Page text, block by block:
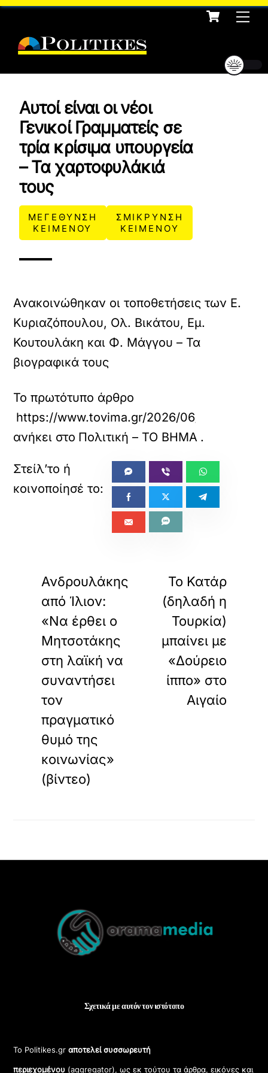
Skip
content
Cart
Αυτοί είναι οι νέοι
Γενικοί Γραμματείς σε
τρία κρίσιμα υπουργεία
– Τα χαρτοφυλάκιά
τους
ΜΕΓΕΘΥΝΣΗ
ΚΕΙΜΕΝΟΥ
ΣΜΙΚΡΥΝΣΗ
ΚΕΙΜΕΝΟΥ
Ανακοινώθηκαν οι τοποθετήσεις των Ε.
Κυριαζόπουλου, Ολ. Βικάτου, Εμ.
Κουτουλάκη και Φ. Μάγγου – Τα
βιογραφικά τους
Το πρωτότυπο άρθρο
https://www.tovima.gr/2026/06/15/
ανήκει στο Πολιτική – ΤΟ ΒΗΜΑ .
Ανδρουλάκης
από Ίλιον:
«Να έρθει ο
Μητσοτάκης
στη λαϊκή να
συναντήσει
τον
πραγματικό
θυμό της
κοινωνίας»
(βίντεο)
Το Κατάρ
(δηλαδή η
Τουρκία)
μπαίνει με
«Δούρειο
ίππο» στο
Αιγαίο
Top
Σχετικά με αυτόν τον ιστότοπο
Το Politikes.grαποτελεί συσσωρευτή
περιεχομένου (aggregator), ως εκ τούτου τα άρθρα, εικόνες και